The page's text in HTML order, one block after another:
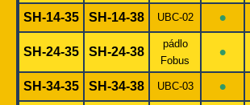
SH-14-35 SH-14-38 UBC-02 •
SH-24-35 SH-24-38
pádlo
Fobus
•
SH-34-35 SH-34-38 UBC-03 •